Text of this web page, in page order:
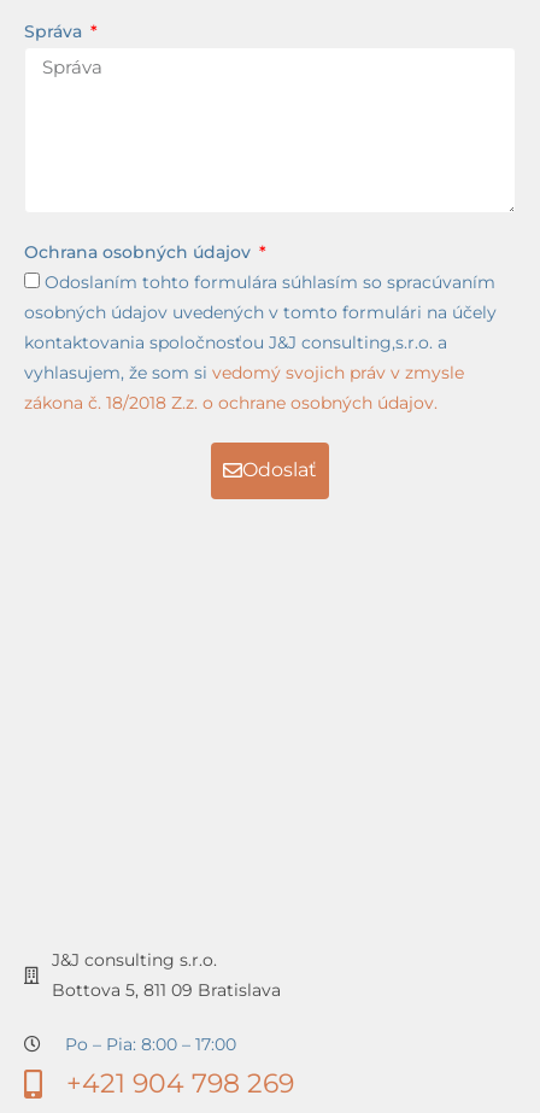
Správa
Ochrana osobných údajov
Odoslaním tohto formulára súhlasím so spracúvaním
osobných údajov uvedených v tomto formulári na účely
kontaktovania spoločnosťou J&J consulting,s.r.o. a
vyhlasujem, že som si vedomý svojich práv v zmysle
zákona č. 18/2018 Z.z. o ochrane osobných údajov.
Odoslať
J&J consulting s.r.o.
Bottova 5, 811 09 Bratislava
Po – Pia: 8:00 – 17:00
+421 904 798 269